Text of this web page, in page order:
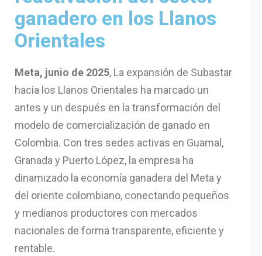
ganadero en los Llanos
Orientales
Meta, junio de 2025, La expansión de Subastar
hacia los Llanos Orientales ha marcado un
antes y un después en la transformación del
modelo de comercialización de ganado en
Colombia. Con tres sedes activas en Guamal,
Granada y Puerto López, la empresa ha
dinamizado la economía ganadera del Meta y
del oriente colombiano, conectando pequeños
y medianos productores con mercados
nacionales de forma transparente, eficiente y
rentable.